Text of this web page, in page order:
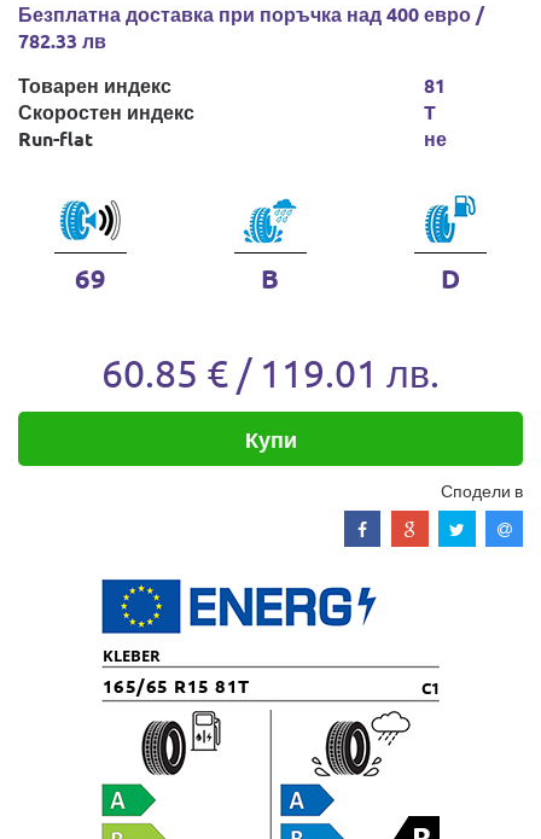
Безплатна доставка при поръчка над 400 евро /
782.33 лв
Товарен индекс
Скоростен индекс
Run-flat
81
T
не
69 B D
60.85 € / 119.01 лв.
Купи
Сподели в
KLEBER
165/65 R15 81T C1